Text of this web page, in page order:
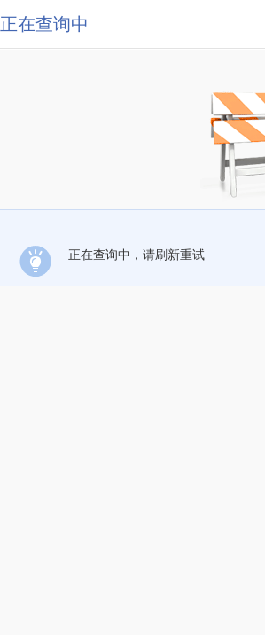
正在查询中
正在查询中，请刷新重试